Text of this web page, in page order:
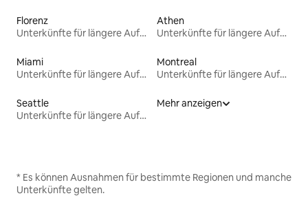
Florenz
Unterkünfte für längere Aufenthalte
Athen
Unterkünfte für längere Aufenthalte
Miami
Unterkünfte für längere Aufenthalte
Montreal
Unterkünfte für längere Aufenthalte
Seattle
Unterkünfte für längere Aufenthalte
Mehr anzeigen
* Es können Ausnahmen für bestimmte Regionen und manche
Unterkünfte gelten.